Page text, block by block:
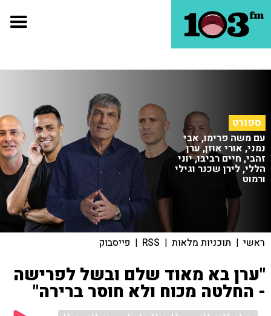
ספורט
עם משה פרימו, אבי
נמני, אורי אוזן, ערן
זהבי, חיים רביבו, יוני
הללי, לירן שכנר וגילי
ורמוט
ראשי | תוכניות מלאות |
RSS
| פייסבוק
"ערן בא מאוד שלם ובשל לפרישה
- החלטה מכוח ולא חוסר ברירה"